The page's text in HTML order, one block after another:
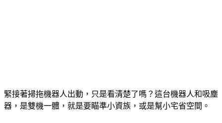
緊接著掃拖機器人出動，只是看清楚了嗎？這台機器人和吸塵
器，是雙機一體，就是要瞄準小資族，或是幫小宅省空間。